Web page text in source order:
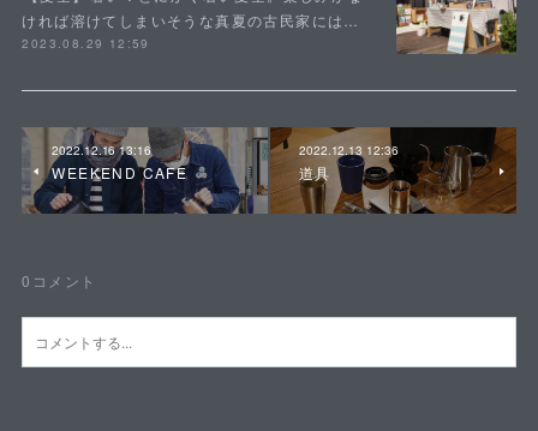
ければ溶けてしまいそうな真夏の古民家には…
2023.08.29 12:59
2022.12.16 13:16
WEEKEND CAFE
2022.12.13 12:36
道具
0 コメント